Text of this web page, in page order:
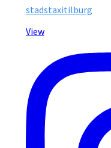
stadstaxitilburg
View